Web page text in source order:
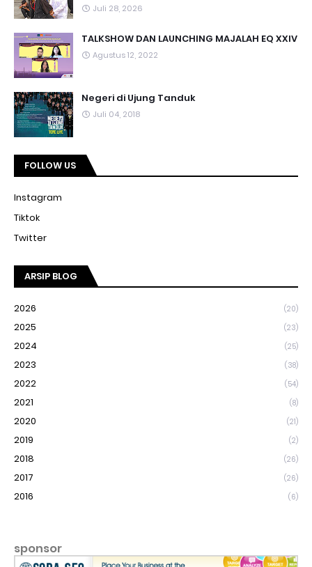
Juli 28, 2026
TALKSHOW DAN LAUNCHING MAJALAH EQ XXIV
Agustus 12, 2022
Negeri di Ujung Tanduk
Juli 04, 2018
FOLLOW US
Instagram
Tiktok
Twitter
ARSIP BLOG
2026 (20)
2025 (23)
2024 (25)
2023 (38)
2022 (54)
2021 (8)
2020 (21)
2019 (2)
2018 (26)
2017 (26)
2016 (6)
sponsor